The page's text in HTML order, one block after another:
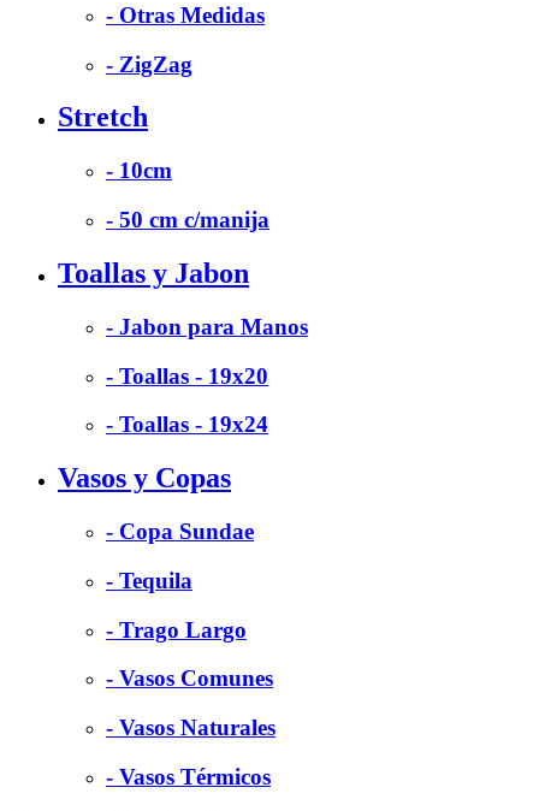
- Otras Medidas
- ZigZag
Stretch
- 10cm
- 50 cm c/manija
Toallas y Jabon
- Jabon para Manos
- Toallas - 19x20
- Toallas - 19x24
Vasos y Copas
- Copa Sundae
- Tequila
- Trago Largo
- Vasos Comunes
- Vasos Naturales
- Vasos Térmicos